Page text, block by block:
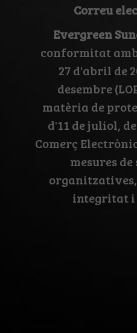
Correu
Evergreen
conformitat amb
27 d'abril de
desembre
matèria de
d'11 de juliol,
Comerç
mesures
integritat i